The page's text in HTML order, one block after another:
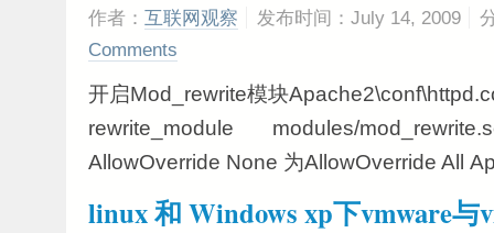
作者： 互联网观察 发布时间：July 14, 2009
Comments
开启Mod_rewrite模块
rewrite_module modules/
AllowOverride None 为AllowOverride All
linux 和 Windows xp下vmware